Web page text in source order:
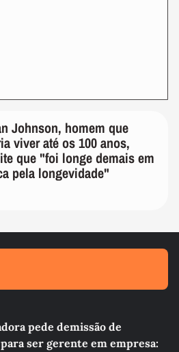
Johnson, homem que
viver até os 100 anos,
que "foi longe demais em
pela longevidade"
pede demissão de
ser gerente em empresa: